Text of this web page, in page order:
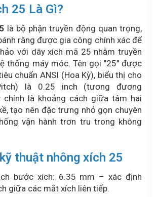
25 Là Gì?
là bộ phận truyền động quan trọng,
răng được gia công chính xác để
với dây xích mã 25 nhằm truyền
thống máy móc. Tên gọi "25" được
chuẩn ANSI (Hoa Kỳ), biểu thị cho
là 0.25 inch (tương đương
chính là khoảng cách giữa tâm hai
tạo nên đặc trưng nhỏ gọn chuyên
vận hành trơn tru trong không
thuật nhông xích 25
bước xích: 6.35 mm – xác định
giữa các mắt xích liên tiếp.